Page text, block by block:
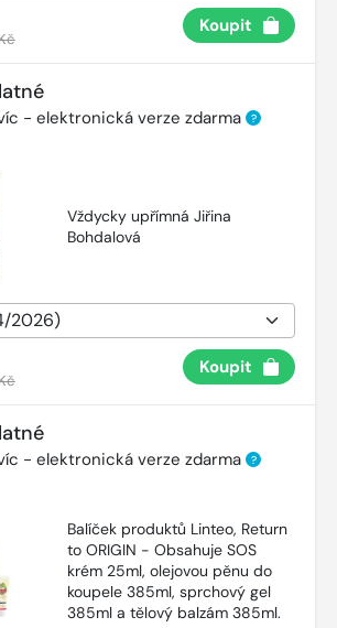
Koupit
- elektronická verze zdarma ?
Vždycky upřímná Jiřina
Bohdalová
Koupit
- elektronická verze zdarma ?
Balíček produktů Linteo, Return
to ORIGIN - Obsahuje SOS
krém 25ml, olejovou pěnu do
koupele 385ml, sprchový gel
385ml a tělový balzám 385ml.